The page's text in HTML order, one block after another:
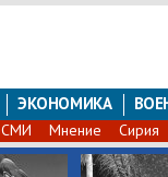
ЭКОНОМИКА
Мнение Сирия